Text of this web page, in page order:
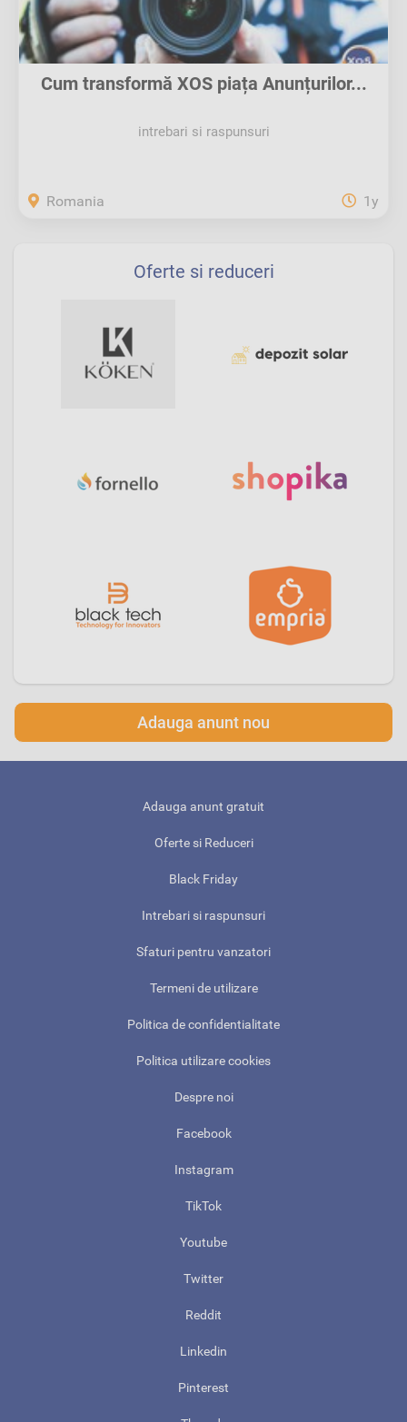
Cum transformă XOS piața Anunțurilor...
intrebari si raspunsuri
Romania 1y
Oferte si reduceri
Adauga anunt nou
Adauga anunt gratuit
Oferte si Reduceri
Black Friday
Intrebari si raspunsuri
Sfaturi pentru vanzatori
Termeni de utilizare
Politica de confidentialitate
Politica utilizare cookies
Despre noi
Facebook
Instagram
TikTok
Youtube
Twitter
Reddit
Linkedin
Pinterest